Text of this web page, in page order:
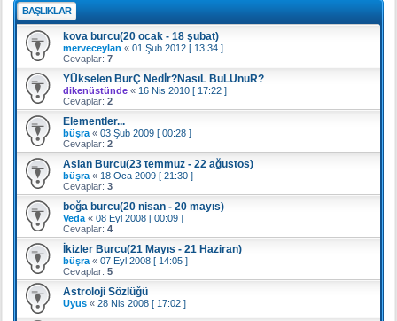
BAŞLIKLAR
kova burcu(20 ocak - 18 şubat)
merveceylan « 01 Şub 2012 [ 13:34 ]
Cevaplar: 7
YÜkselen BurÇ Nedİr?NasıL BuLUnuR?
dikenüstünde « 16 Nis 2010 [ 17:22 ]
Cevaplar: 2
Elementler...
büşra « 03 Şub 2009 [ 00:28 ]
Cevaplar: 2
Aslan Burcu(23 temmuz - 22 ağustos)
büşra « 18 Oca 2009 [ 21:30 ]
Cevaplar: 3
boğa burcu(20 nisan - 20 mayıs)
Veda « 08 Eyl 2008 [ 00:09 ]
Cevaplar: 4
İkizler Burcu(21 Mayıs - 21 Haziran)
büşra « 07 Eyl 2008 [ 14:05 ]
Cevaplar: 5
Astroloji Sözlüğü
Uyus « 28 Nis 2008 [ 17:02 ]